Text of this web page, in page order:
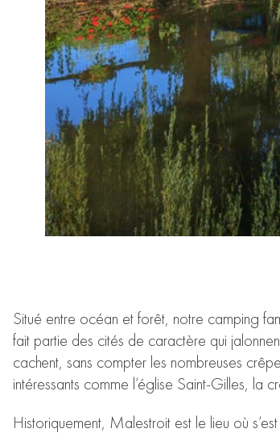
Situé entre océan et forêt, notre camping
fait partie des cités de caractère qui
cachent, sans compter les nombreuses
intéressants comme l’église Saint-Gilles,
Historiquement, Malestroit est le lieu où